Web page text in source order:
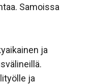
Samoissa
ja
ja